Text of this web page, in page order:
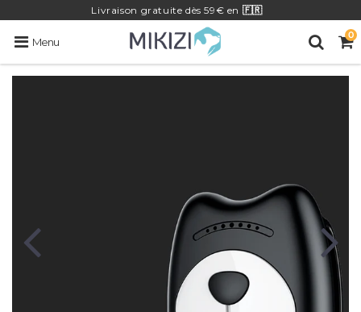
Livraison gratuite dès 59€ en 🇫🇷
Menu
0